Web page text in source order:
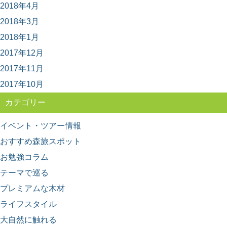
2018年4月
2018年3月
2018年1月
2017年12月
2017年11月
2017年10月
カテゴリー
イベント・ツアー情報
おすすめ森旅スポット
お勉強コラム
テーマで巡る
プレミアムな木材
ライフスタイル
大自然に触れる